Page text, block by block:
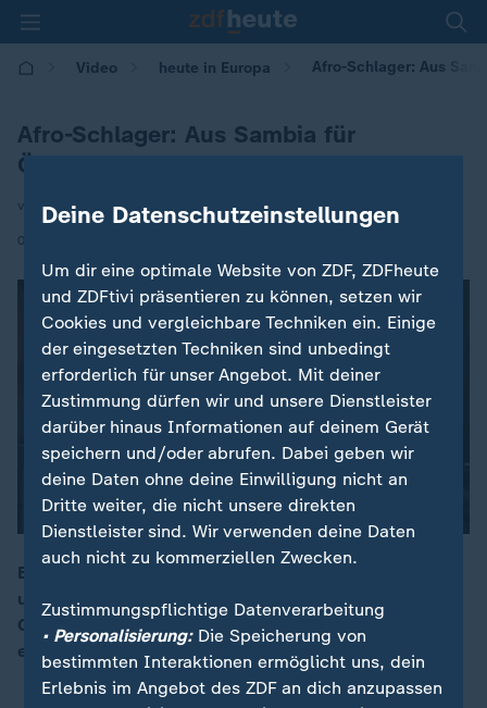
Video heute in Europa Afro-Schlager: Aus
Afro-Schlager: Aus Sambia für
Österreich
von Christian von Rechenberg
09.12.2025 | 16:00
00:16
Emmah Mandona aus Graz hat sambische Wurzeln. Sie
unterlegt die Schlager von Andrea Berg oder Andreas
Gabalier mit modernen Beats. Ihre „Afro-Wiesn“
erfreuen sich immer größerer Beliebtheit.
Deine Datenschutzeinstellungen
Um dir eine optimale Website von ZDF, ZDFheute
und ZDFtivi präsentieren zu können, setzen wir
Cookies und vergleichbare Techniken ein. Einige
der eingesetzten Techniken sind unbedingt
erforderlich für unser Angebot. Mit deiner
Zustimmung dürfen wir und unsere Dienstleister
darüber hinaus Informationen auf deinem Gerät
speichern und/oder abrufen. Dabei geben wir
deine Daten ohne deine Einwilligung nicht an
Dritte weiter, die nicht unsere direkten
Dienstleister sind. Wir verwenden deine Daten
auch nicht zu kommerziellen Zwecken.
Zustimmungspflichtige Datenverarbeitung
• Personalisierung:Die Speicherung von
bestimmten Interaktionen ermöglicht uns, dein
Erlebnis im Angebot des ZDF an dich anzupassen